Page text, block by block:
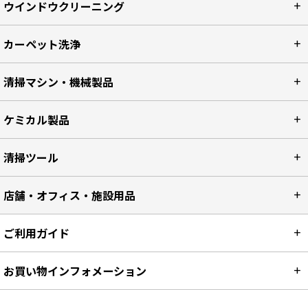
ウインドウクリーニング
カーペット洗浄
清掃マシン・機械製品
ケミカル製品
清掃ツール
店舗・オフィス・施設用品
ご利用ガイド
お買い物インフォメーション